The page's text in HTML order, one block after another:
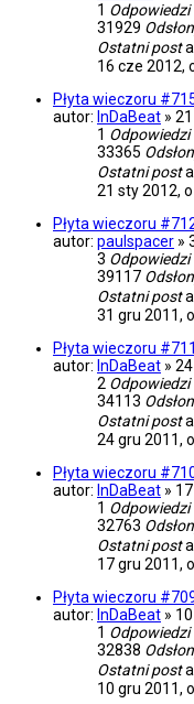
1 Odpowiedzi
31929
Ostatni post
16 cze 2012,
Płyta wieczoru
autor: InDaBeat »
1 Odpowiedzi
33365
Ostatni post
21 sty 2012,
Płyta wieczoru
autor: paulspacer »
3 Odpowiedzi
39117
Ostatni post
31 gru 2011,
Płyta wieczoru #711
autor: InDaBeat »
2 Odpowiedzi
34113
Ostatni post
24 gru 2011,
Płyta wieczoru
autor: InDaBeat »
1 Odpowiedzi
32763
Ostatni post
17 gru 2011,
Płyta wieczoru
autor: InDaBeat »
1 Odpowiedzi
32838
Ostatni post
10 gru 2011,